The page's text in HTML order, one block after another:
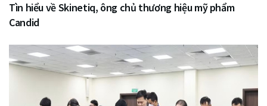
Tìn hiểu về Skinetiq, ông chủ thương hiệu mỹ phẩm
Candid